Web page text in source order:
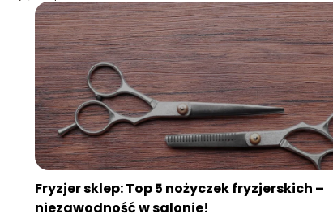
Fryzjer sklep: Top 5 nożyczek fryzjerskich –
niezawodność w salonie!